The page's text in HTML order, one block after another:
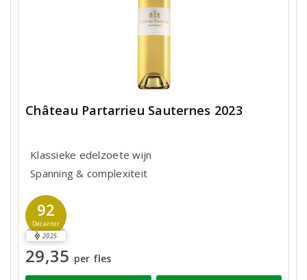
Château Partarrieu Sauternes 2023
Klassieke edelzoete wijn
Spanning & complexiteit
92
Decanter
2025
29,35 per fles